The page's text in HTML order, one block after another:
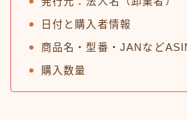
日付と購入者情報
商品名・型番・JANなど
購入数量